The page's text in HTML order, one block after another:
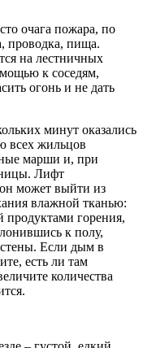
очага пожара, по
проводка, пища.
на лестничных
к соседям,
огонь и не дать
минут оказались
всех жильцов
марши и, при
Лифт
может выйти из
влажной тканью:
продуктами горения,
к полу,
Если дым в
есть ли там
количества